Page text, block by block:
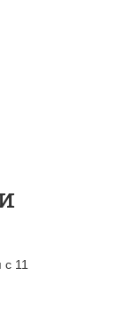
11